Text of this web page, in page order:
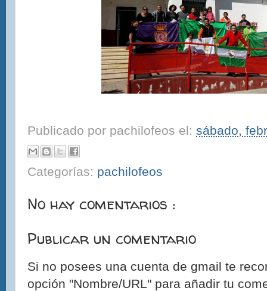
Publicado por pachilofeos el: sábado,
Categorías: pachilofeos
No hay comentarios :
Publicar un comentario
Si no posees una cuenta de gmail te
opción "Nombre/URL" para añadir tu